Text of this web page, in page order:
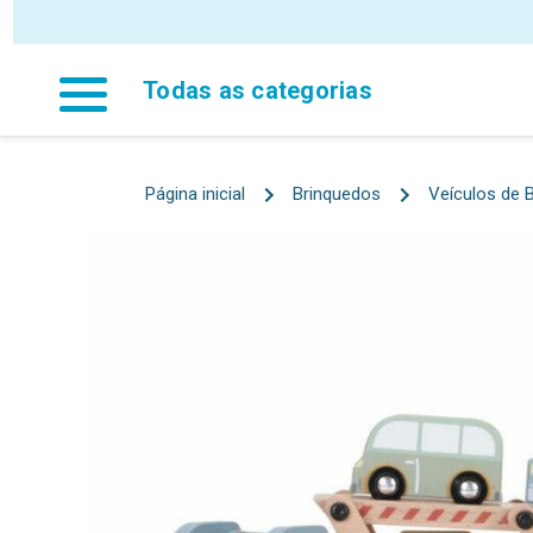
Todas as categorias
Página inicial Brinquedos Veículos de